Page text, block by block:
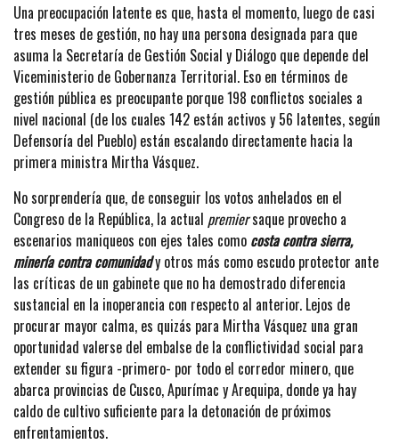
Una preocupación latente es que, hasta el momento, luego de casi
tres meses de gestión, no hay una persona designada para que
asuma la Secretaría de Gestión Social y Diálogo que depende del
Viceministerio de Gobernanza Territorial. Eso en términos de
gestión pública es preocupante porque 198 conflictos sociales a
nivel nacional (de los cuales 142 están activos y 56 latentes, según
Defensoría del Pueblo) están escalando directamente hacia la
primera ministra Mirtha Vásquez.
No sorprendería que, de conseguir los votos anhelados en el
Congreso de la República, la actual premiersaque provecho a
escenarios maniqueos con ejes tales como costa contra sierra,
minería contra comunidady otros más como escudo protector ante
las críticas de un gabinete que no ha demostrado diferencia
sustancial en la inoperancia con respecto al anterior. Lejos de
procurar mayor calma, es quizás para Mirtha Vásquez una gran
oportunidad valerse del embalse de la conflictividad social para
extender su figura -primero- por todo el corredor minero, que
abarca provincias de Cusco, Apurímac y Arequipa, donde ya hay
caldo de cultivo suficiente para la detonación de próximos
enfrentamientos.